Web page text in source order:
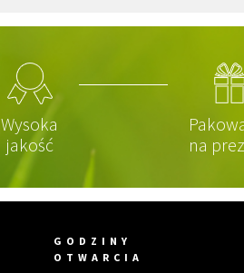
Wysoka
jakość
na
GODZINY
OTWARCIA